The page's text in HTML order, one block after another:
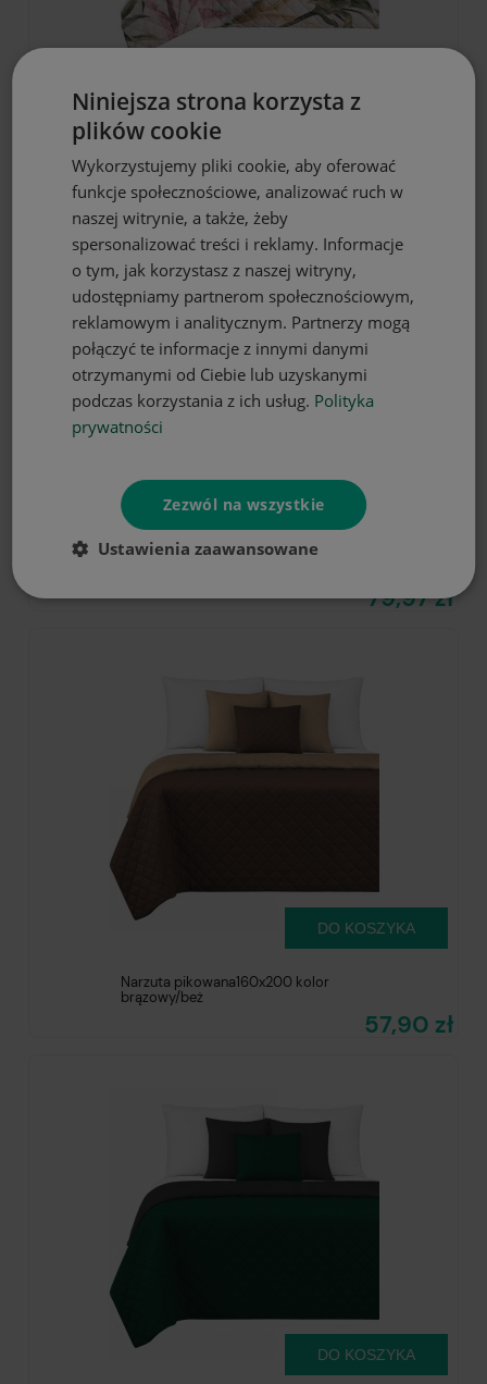
Narzuta na łóżko 160x200 motyw
tropikalnych liści
79,97 zł
Narzuta pikowana na łóżko/kanapę
79,97 zł
DO KOSZYKA
Narzuta pikowana160x200 kolor
brązowy/beż
57,90 zł
DO KOSZYKA
DO KOSZYKA
Niniejsza strona korzysta z
plików cookie
Wykorzystujemy pliki cookie, aby oferować
funkcje społecznościowe, analizować ruch w
naszej witrynie, a także, żeby
spersonalizować treści i reklamy. Informacje
o tym, jak korzystasz z naszej witryny,
udostępniamy partnerom społecznościowym,
reklamowym i analitycznym. Partnerzy mogą
połączyć te informacje z innymi danymi
otrzymanymi od Ciebie lub uzyskanymi
podczas korzystania z ich usług. Polityka
prywatności
Zezwól na wszystkie
Ustawienia zaawansowane